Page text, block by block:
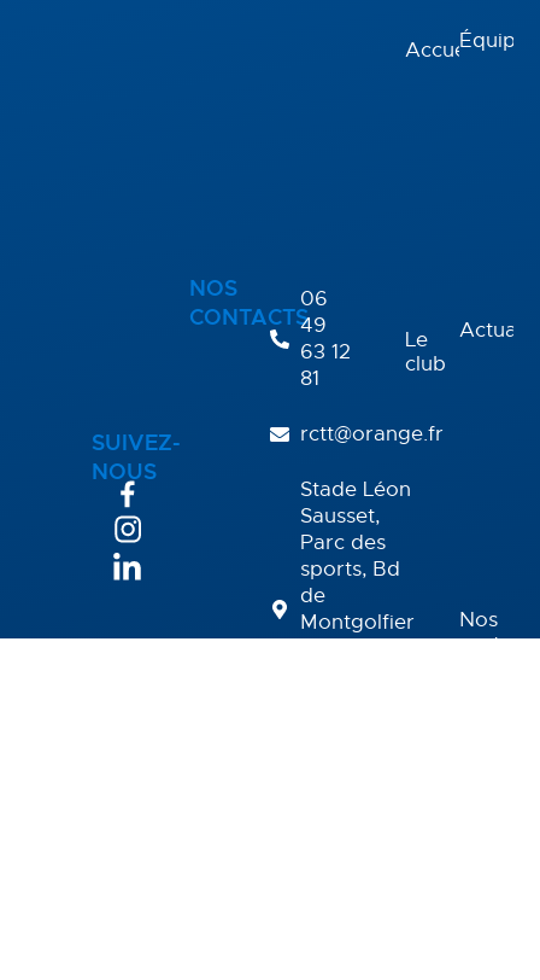
Accueil
Le
club
Équipes
Nos
NOS
CONTACTS
06
49
63 12
81
rctt@orange.fr
Stade Léon
Sausset,
Parc des
sports, Bd
de
Montgolfier
SUIVEZ-
NOUS